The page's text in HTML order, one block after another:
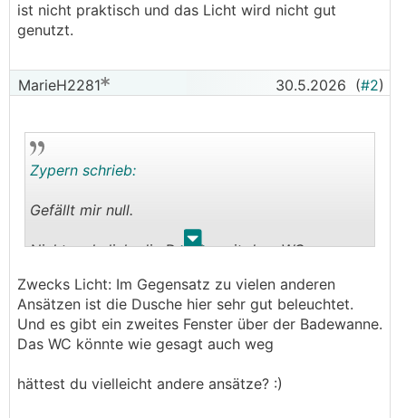
Du hast genug Platz. Dusche 90cm breit, nicht
vor dem Waschbecken.
ist nicht praktisch und das Licht wird nicht gut
genutzt.
MarieH2281 30.5.2026 (#2)
. .
Zypern schrieb:
Gefällt mir null.
Nicht wohnlich, die Dusche mit dem WC
nicht gut genutzt.
Zwecks Licht: Im Gegensatz zu vielen anderen
Ansätzen ist die Dusche hier sehr gut beleuchtet.
Und es gibt ein zweites Fenster über der Badewanne.
Das WC könnte wie gesagt auch weg
hättest du vielleicht andere ansätze? :)